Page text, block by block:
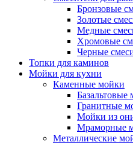
Бронзовые
Золотые
Медные
Хромовые
Черные
Топки для каминов
Мойки для кухни
Каменные мойки
Базальтовые
Гранитные
Мойки из
Мраморные
Металлические